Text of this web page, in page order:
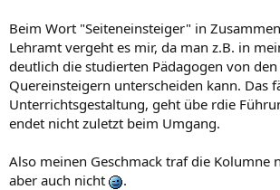
Beim Wort "Seiteneinsteiger" in
Lehramt vergeht es mir, da man z.B. in
deutlich die studierten Pädagogen von
Quereinsteigern unterscheiden kann. Das
Unterrichtsgestaltung, geht übe rdie
endet nicht zuletzt beim Umgang.
Also meinen Geschmack traf die Kolumne
aber auch nicht
.